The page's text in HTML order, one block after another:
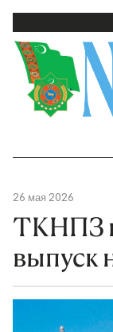
26 мая 2026
ТКНПЗ
выпуск